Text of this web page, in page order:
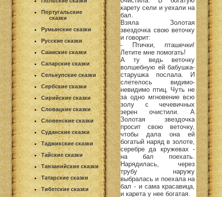
Португальские
сказки
Румынские сказки
Русские сказки
Саамские сказки
Саларские сказки
Селькупские сказки
Сербские сказки
Сирийские сказки
Словацкие сказки
Словенские сказки
Суданские сказки
Таджикские сказки
Тайские сказки
Танзанийские сказки
Татарские сказки
Тибетские сказки
карету сели и уехали на
бал.
Взяла Золотая
звездочка свою веточку
и говорит:
- Птички, пташечки!
Летите мне помогать!
А ту ведь веточку
волшебную ей бабушка-
старушка послала. И
слетелось видимо-
невидимо птиц. Чуть не
за одно мгновение всю
золу с чечевичных
зерен очистили. А
Золотая звездочка
просит свою веточку,
чтобы дала она ей
богатый наряд в золоте,
серебре да кружевах -
на бал поехать.
Нарядилась, через
трубу наружу
выбралась и поехала на
бал - и сама красавица,
и карета у нее богатая.